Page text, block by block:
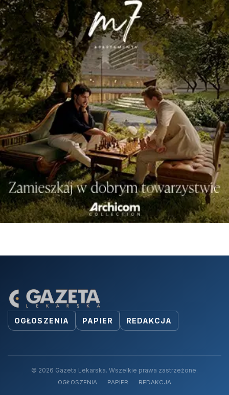
OGŁOSZENIA PAPIER REDAKCJA
© 2026 Gazeta Lekarska. Wszelkie prawa zastrzeżone.
OGŁOSZENIA PAPIER REDAKCJA